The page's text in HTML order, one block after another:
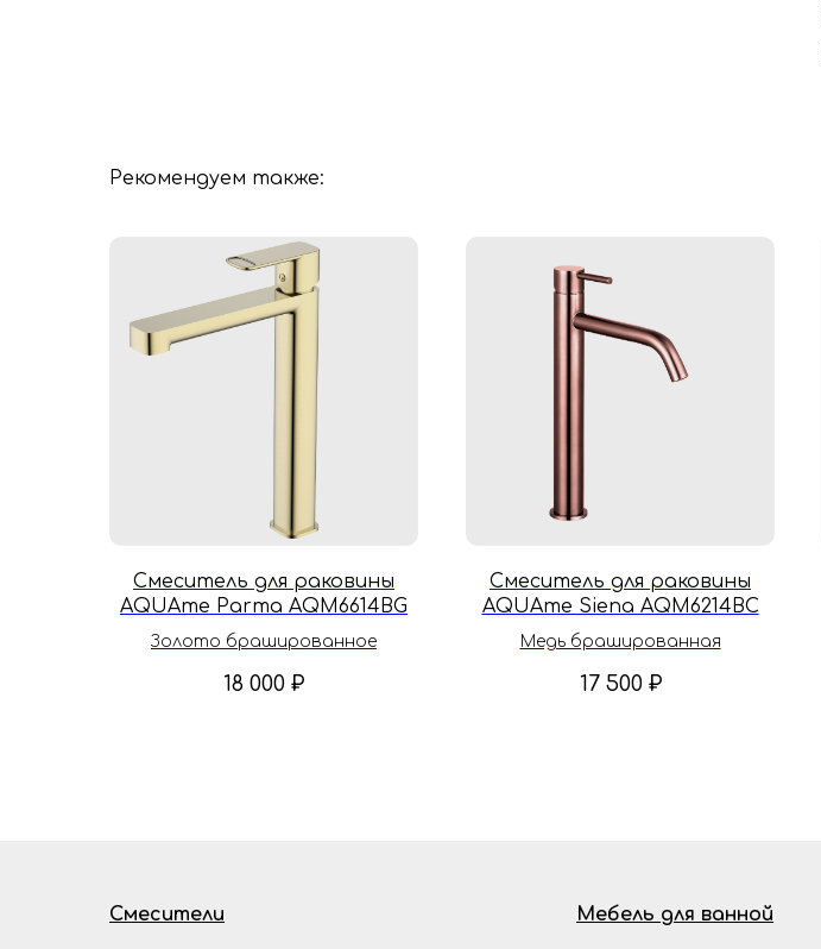
Рекомендуем также:
Смеситель для раковины
AQUAme Parma AQM6614BG
Золото брашированное
18 000 ₽
Смеситель для раковины
AQUAme Siena AQM6214BC
Медь брашированная
17 500 ₽
Смесители Мебель для ванной